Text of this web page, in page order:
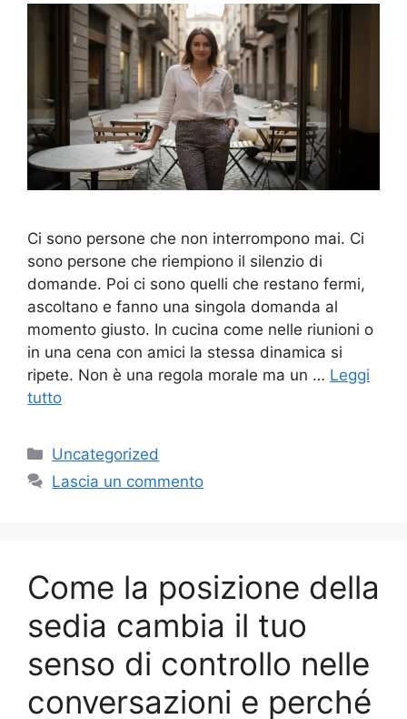
Ci sono persone che non interrompono mai. Ci
sono persone che riempiono il silenzio di
domande. Poi ci sono quelli che restano fermi,
ascoltano e fanno una singola domanda al
momento giusto. In cucina come nelle riunioni o
in una cena con amici la stessa dinamica si
ripete. Non è una regola morale ma un … Leggi
tutto
Categorie
Uncategorized
Lascia un commento
Come la posizione della
sedia cambia il tuo
senso di controllo nelle
conversazioni e perché